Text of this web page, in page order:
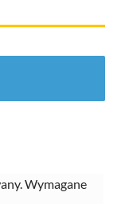
Wymagane